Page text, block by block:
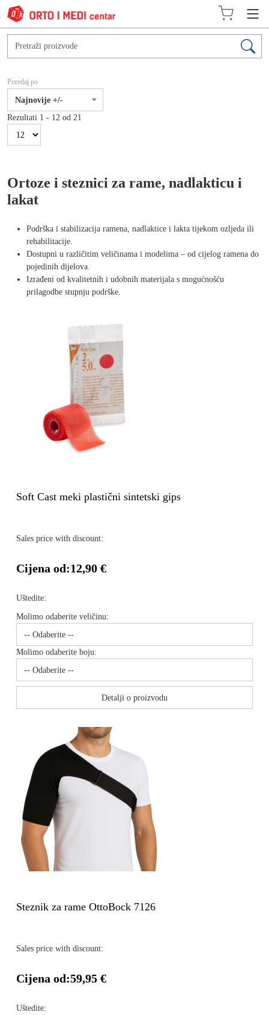
Poredaj po
Najnovije +/-
Rezultati 1 - 12 od 21
Ortoze i steznici za rame, nadlakticu i
lakat
Podrška i stabilizacija ramena, nadlaktice i lakta tijekom ozljeda ili
rehabilitacije.
Dostupni u različitim veličinama i modelima – od cijelog ramena do
pojedinih dijelova.
Izrađeni od kvalitetnih i udobnih materijala s mogućnošću
prilagodbe stupnju podrške.
Soft Cast meki plastični sintetski gips
Sales price with discount:
Cijena od:12,90 €
Uštedite:
Molimo odaberite veličinu:
Molimo odaberite boju:
Detalji o proizvodu
Steznik za rame OttoBock 7126
Sales price with discount:
Cijena od:59,95 €
Uštedite: